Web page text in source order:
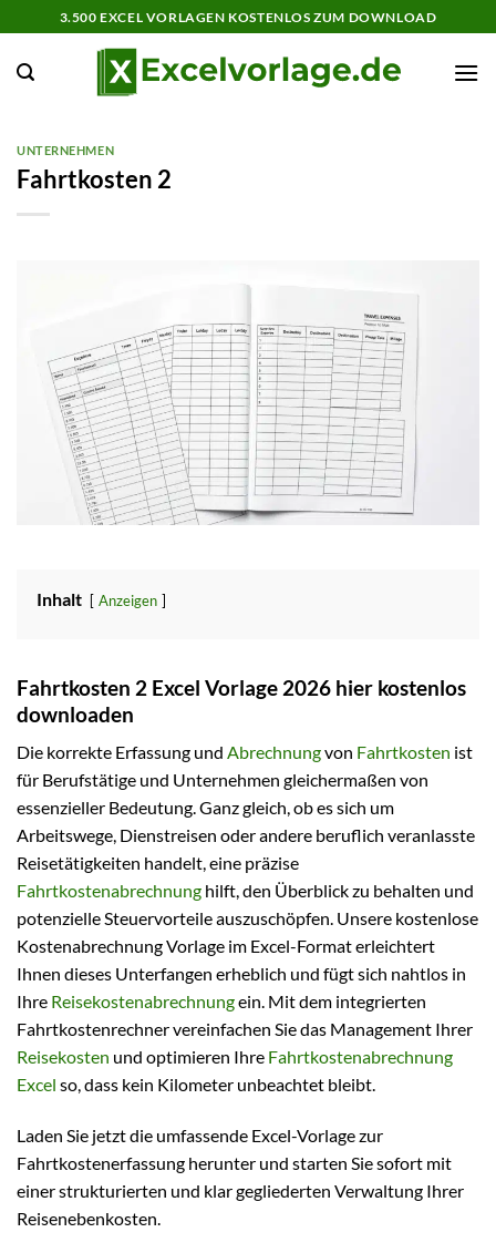
Inhalt
springen
3.500 EXCEL VORLAGEN KOSTENLOS ZUM DOWNLOAD
UNTERNEHMEN
Fahrtkosten 2
Inhalt Anzeigen
Fahrtkosten 2 Excel Vorlage 2026 hier kostenlos
downloaden
Die korrekte Erfassung und Abrechnungvon Fahrtkosten ist
für Berufstätige und Unternehmen gleichermaßen von
essenzieller Bedeutung. Ganz gleich, ob es sich um
Arbeitswege, Dienstreisen oder andere beruflich veranlasste
Reisetätigkeiten handelt, eine präzise
Fahrtkostenabrechnung hilft, den Überblick zu behalten und
potenzielle Steuervorteile auszuschöpfen. Unsere kostenlose
Kostenabrechnung Vorlage im Excel-Format erleichtert
Ihnen dieses Unterfangen erheblich und fügt sich nahtlos in
Ihre Reisekostenabrechnungein. Mit dem integrierten
Fahrtkostenrechner vereinfachen Sie das Management Ihrer
Reisekosten und optimieren Ihre Fahrtkostenabrechnung
Excel so, dass kein Kilometer unbeachtet bleibt.
Laden Sie jetzt die umfassende Excel-Vorlage zur
Fahrtkostenerfassung herunter und starten Sie sofort mit
einer strukturierten und klar gegliederten Verwaltung Ihrer
Reisenebenkosten.